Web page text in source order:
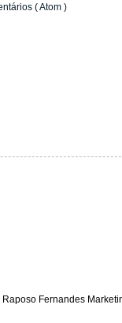
( Atom )
Raposo Fernandes